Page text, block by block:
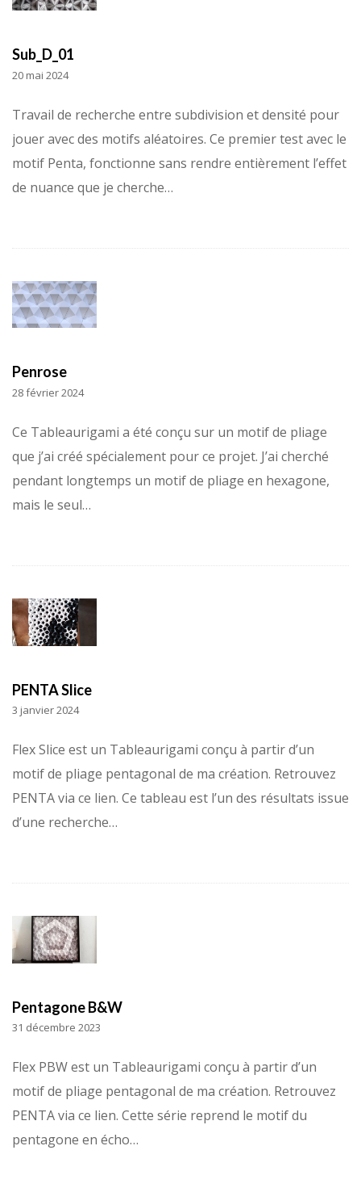
Sub_D_01
20 mai 2024
Travail de recherche entre subdivision et densité pour
jouer avec des motifs aléatoires. Ce premier test avec le
motif Penta, fonctionne sans rendre entièrement l’effet
de nuance que je cherche…
Penrose
28 février 2024
Ce Tableaurigami a été conçu sur un motif de pliage
que j’ai créé spécialement pour ce projet. J’ai cherché
pendant longtemps un motif de pliage en hexagone,
mais le seul…
PENTA Slice
3 janvier 2024
Flex Slice est un Tableaurigami conçu à partir d’un
motif de pliage pentagonal de ma création. Retrouvez
PENTA via ce lien. Ce tableau est l’un des résultats issue
d’une recherche…
Pentagone B&W
31 décembre 2023
Flex PBW est un Tableaurigami conçu à partir d’un
motif de pliage pentagonal de ma création. Retrouvez
PENTA via ce lien. Cette série reprend le motif du
pentagone en écho…